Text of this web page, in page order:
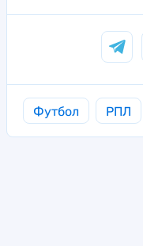
Футбол РПЛ